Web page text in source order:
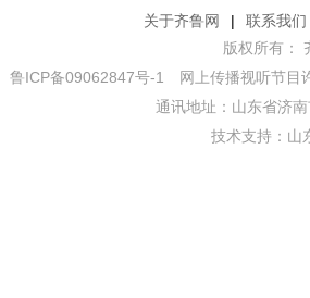
关于齐鲁网 |
联系我们
版权所有：
鲁ICP备09062847号-1
网上传播视听节目
通讯地址：山东省济
技术支持： 山